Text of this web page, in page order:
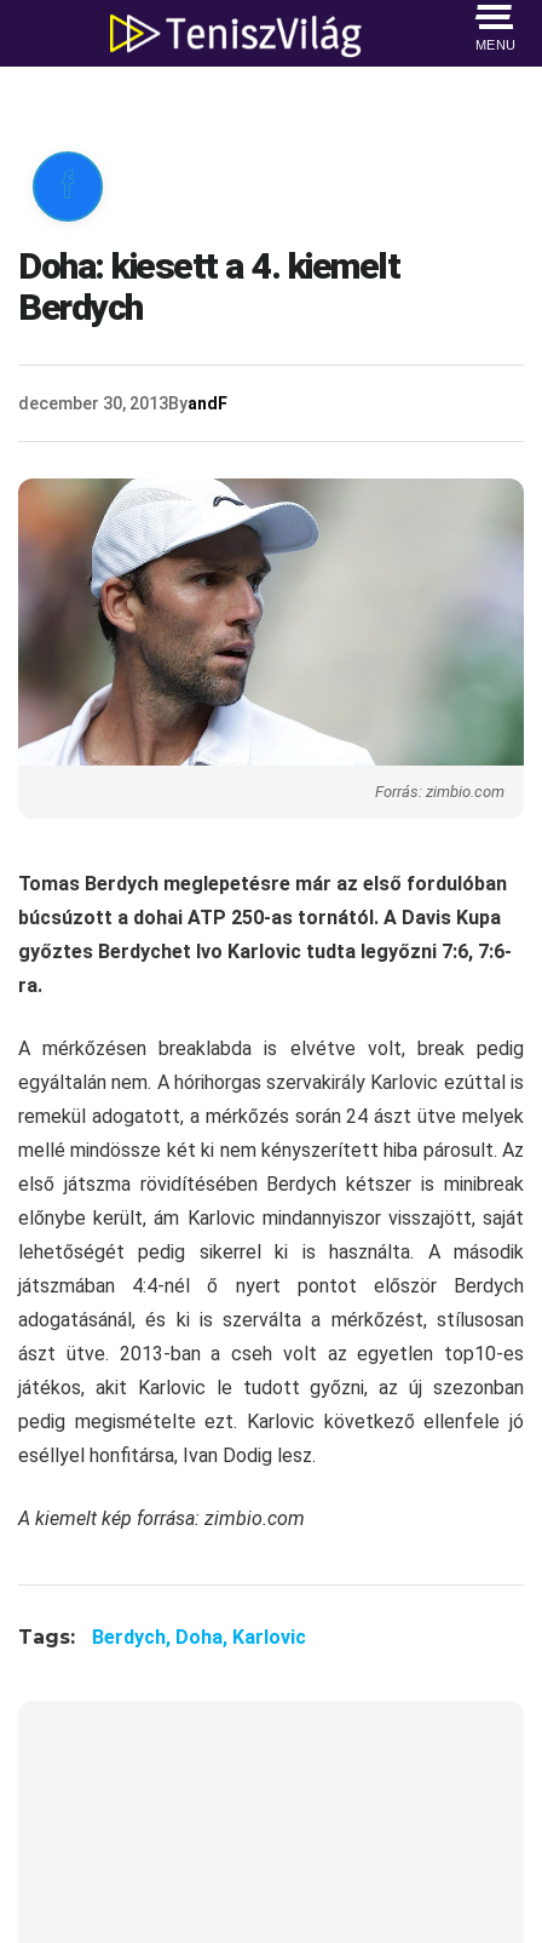
MENU

Doha: kiesett a 4. kiemelt
Berdych
december 30, 2013ByandF
Forrás: zimbio.com
Tomas Berdych meglepetésre már az első fordulóban
búcsúzott a dohai ATP 250-as tornától. A Davis Kupa
győztes Berdychet Ivo Karlovic tudta legyőzni 7:6, 7:6-
ra.
A mérkőzésen breaklabda is elvétve volt, break pedig
egyáltalán nem. A hórihorgas szervakirály Karlovic ezúttal is
remekül adogatott, a mérkőzés során 24 ászt ütve melyek
mellé mindössze két ki nem kényszerített hiba párosult. Az
első játszma rövidítésében Berdych kétszer is minibreak
előnybe került, ám Karlovic mindannyiszor visszajött, saját
lehetőségét pedig sikerrel ki is használta. A második
játszmában 4:4-nél ő nyert pontot először Berdych
adogatásánál, és ki is szerválta a mérkőzést, stílusosan
ászt ütve. 2013-ban a cseh volt az egyetlen top10-es
játékos, akit Karlovic le tudott győzni, az új szezonban
pedig megismételte ezt. Karlovic következő ellenfele jó
eséllyel honfitársa, Ivan Dodig lesz.
A kiemelt kép forrása: zimbio.com
Tags: Berdych, Doha, Karlovic